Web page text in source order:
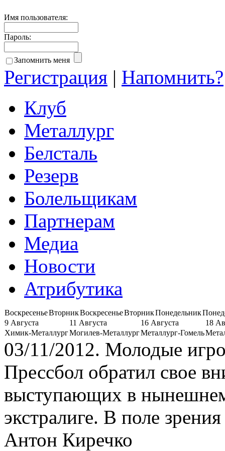
Имя пользователя:
Пароль:
Запомнить меня
Регистрация | Напомнить?
Клуб
Металлург
Белсталь
Резерв
Болельщикам
Партнерам
Медиа
Новости
Атрибутика
ВоскресеньеВторникВоскресеньеВторникПонедельник
9 Августа
11 Августа 16 Августа
18
Химик-МеталлургМогилев-МеталлургМеталлург-Гомель
03/11/2012. Молодые
Прессбол обратил свое
выступающих в нынешнем
экстралиге. В поле
Антон Киречко